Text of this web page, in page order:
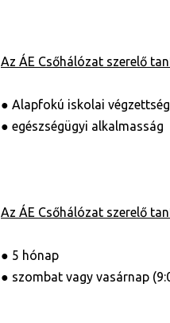
Az ÁE Csőhálózat szerelő
● Alapfokú iskolai végzettség
● egészségügyi alkalmasság
Az ÁE Csőhálózat szerelő
● 5 hónap
● szombat vagy vasárnap